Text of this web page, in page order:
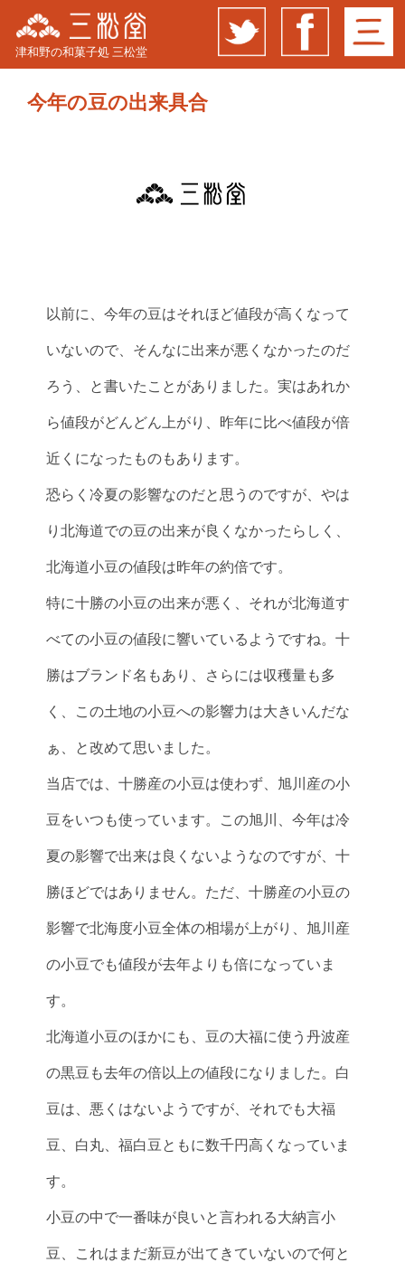
津和野の和菓子処 三松堂
今年の豆の出来具合
以前に、今年の豆はそれほど値段が高くなって
いないので、そんなに出来が悪くなかったのだ
ろう、と書いたことがありました。実はあれか
ら値段がどんどん上がり、昨年に比べ値段が倍
近くになったものもあります。
恐らく冷夏の影響なのだと思うのですが、やは
り北海道での豆の出来が良くなかったらしく、
北海道小豆の値段は昨年の約倍です。
特に十勝の小豆の出来が悪く、それが北海道す
べての小豆の値段に響いているようですね。十
勝はブランド名もあり、さらには収穫量も多
く、この土地の小豆への影響力は大きいんだな
ぁ、と改めて思いました。
当店では、十勝産の小豆は使わず、旭川産の小
豆をいつも使っています。この旭川、今年は冷
夏の影響で出来は良くないようなのですが、十
勝ほどではありません。ただ、十勝産の小豆の
影響で北海度小豆全体の相場が上がり、旭川産
の小豆でも値段が去年よりも倍になっていま
す。
北海道小豆のほかにも、豆の大福に使う丹波産
の黒豆も去年の倍以上の値段になりました。白
豆は、悪くはないようですが、それでも大福
豆、白丸、福白豆ともに数千円高くなっていま
す。
小豆の中で一番味が良いと言われる大納言小
豆、これはまだ新豆が出てきていないので何と